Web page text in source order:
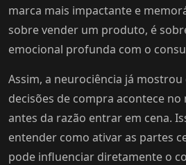
marca mais impactante e
sobre vender um produto, é
emocional profunda com o
Assim, a neurociência já
decisões de compra acontece
antes da razão entrar em cena.
entender como ativar as partes
pode influenciar diretamente o